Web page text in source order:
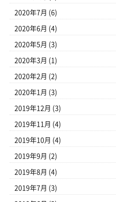
2020年7月 (6)
2020年6月 (4)
2020年5月 (3)
2020年3月 (1)
2020年2月 (2)
2020年1月 (3)
2019年12月 (3)
2019年11月 (4)
2019年10月 (4)
2019年9月 (2)
2019年8月 (4)
2019年7月 (3)